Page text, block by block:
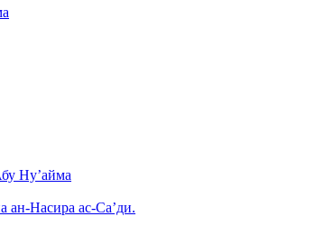
Ну’айма
ан-Насира ас-Са’ди.